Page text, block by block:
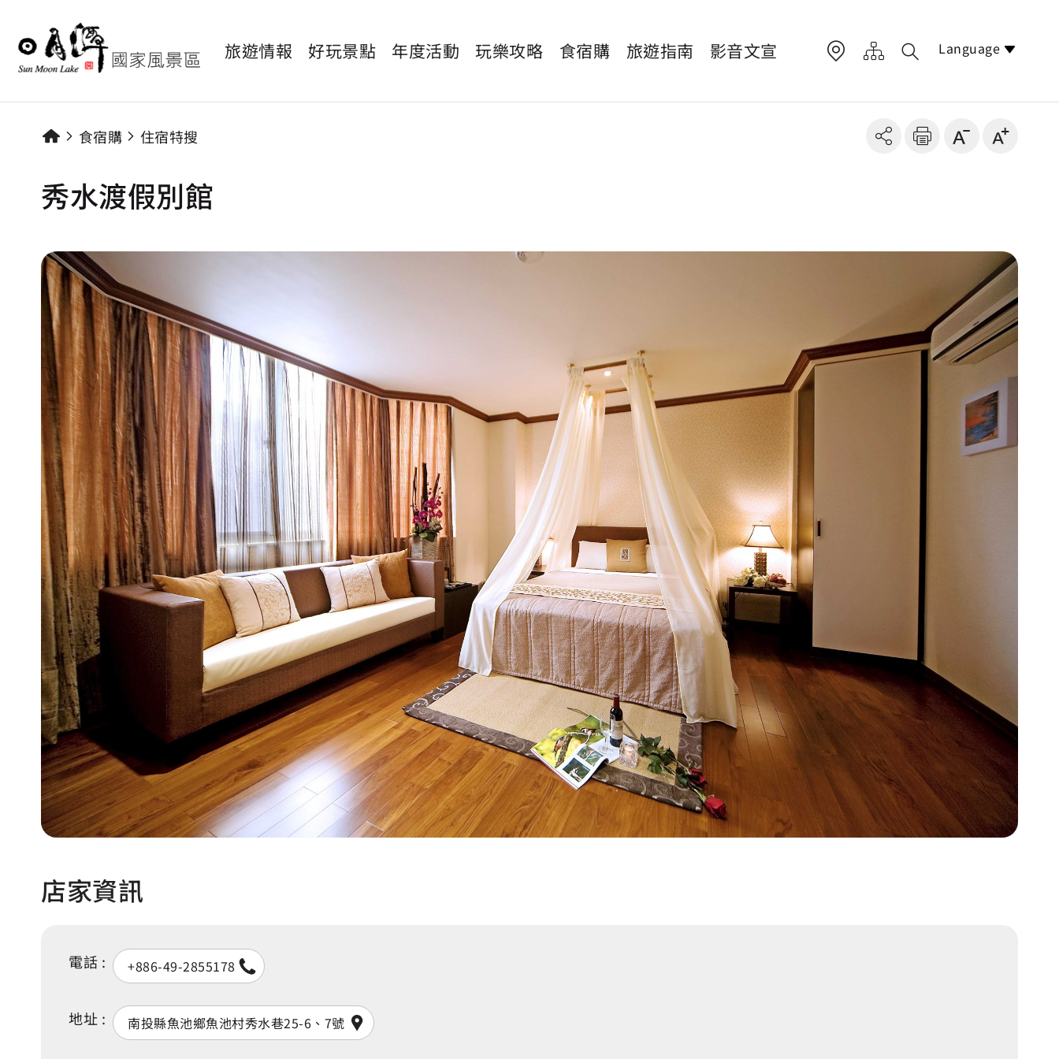
旅遊情報 好玩景點 年度活動 玩樂攻略 食宿購 旅遊指南 影音文宣 Language
食宿購 住宿特搜
秀水渡假別館
店家資訊
電話 : +886-49-2855178
地址 : 南投縣魚池鄉魚池村秀水巷25-6、7號